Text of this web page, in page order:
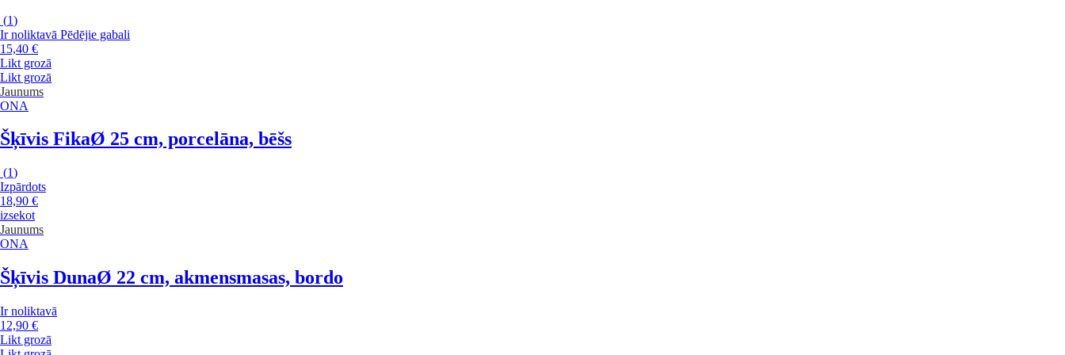
(1)
Ir noliktavā Pēdējie gabali
15,40 €
Likt grozā
Likt grozā
Jaunums
ONA
Šķīvis FikaØ 25 cm, porcelāna, bēšs
(1)
Izpārdots
18,90 €
izsekot
Jaunums
ONA
Šķīvis DunaØ 22 cm, akmensmasas, bordo
Ir noliktavā
12,90 €
Likt grozā